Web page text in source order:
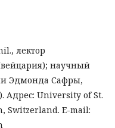
лектор
научный
Эдмонда Сафры,
Адрес: University of St.
Switzerland. E-mail: